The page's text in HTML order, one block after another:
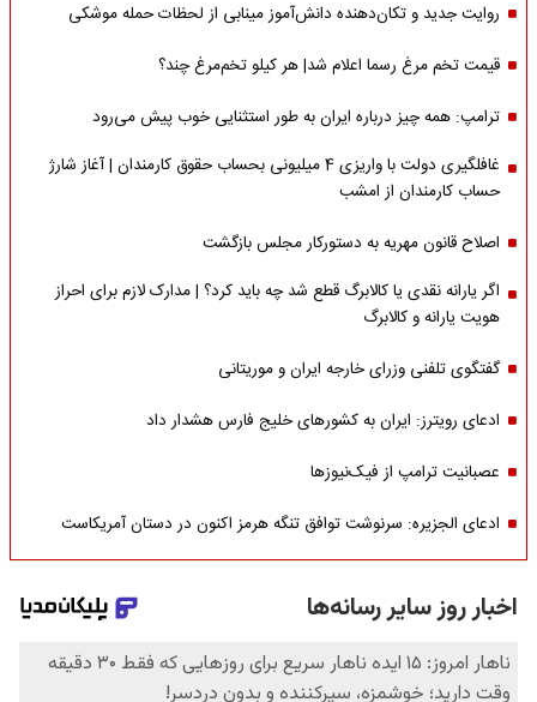
روایت جدید و تکان‌دهنده دانش‌آموز مینابی از لحظات حمله موشکی
قیمت تخم مرغ رسما اعلام شد| هر کیلو تخم‌مرغ چند؟
ترامپ: همه چیز درباره ایران به طور استثنایی خوب پیش می‌رود
غافلگیری دولت با واریزی 4 میلیونی بحساب حقوق کارمندان | آغاز شارژ
حساب کارمندان از امشب
اصلاح قانون مهریه به دستورکار مجلس بازگشت
اگر یارانه نقدی یا کالابرگ قطع شد چه باید کرد؟ | مدارک لازم برای احراز
هویت یارانه و کالابرگ
گفتگوی تلفنی وزرای خارجه ایران و موریتانی
ادعای رویترز: ایران به کشورهای خلیج فارس هشدار داد
عصبانیت ترامپ از فیک‌نیوزها
ادعای الجزیره: سرنوشت توافق تنگه هرمز اکنون در دستان آمریکاست